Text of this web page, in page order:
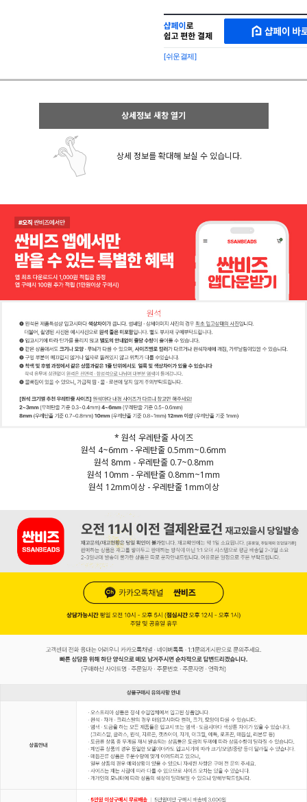
MAKESHOP
SHOPPAY
로
간
구
샵
페
페
이
구
[쉬운결제]
상세정보 새창 열기
상세 정보를 확대해 보실 수 있습니다.
* 원석 우레탄줄 사이즈
원석 4~6mm - 우레탄줄 0.5mm~0.6mm
원석 8mm - 우레탄줄 0.7~0.8mm
원석 10mm - 우레탄줄 0.8mm~1mm
원석 12mm이상 - 우레탄줄 1mm이상